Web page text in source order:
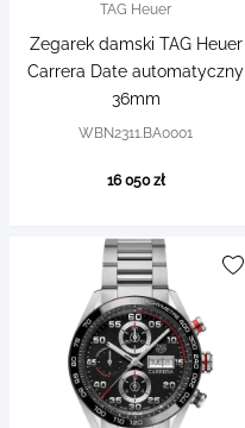
TAG Heuer
Zegarek damski TAG Heuer
Carrera Date automatyczny
36mm
WBN2311.BA0001
16 050 zł